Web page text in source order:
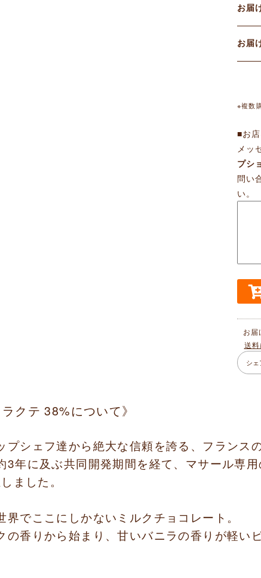
お届
お
※複数
■お
メッ
プシ
問い
い。
お
送
シェ
クテ 38%について》
プシェフ達から絶大な信頼を誇る、フランス
3年に及ぶ共同開発期間を経て、マサール専
ました。
界でここにしかないミルクチョコレート。
の香りから始まり、甘いバニラの香りが軽い